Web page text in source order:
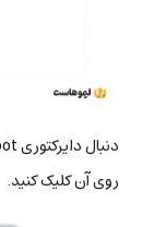
دنبال دایرکتوری root که معمولاً نامش
روی آن کلیک کنید.